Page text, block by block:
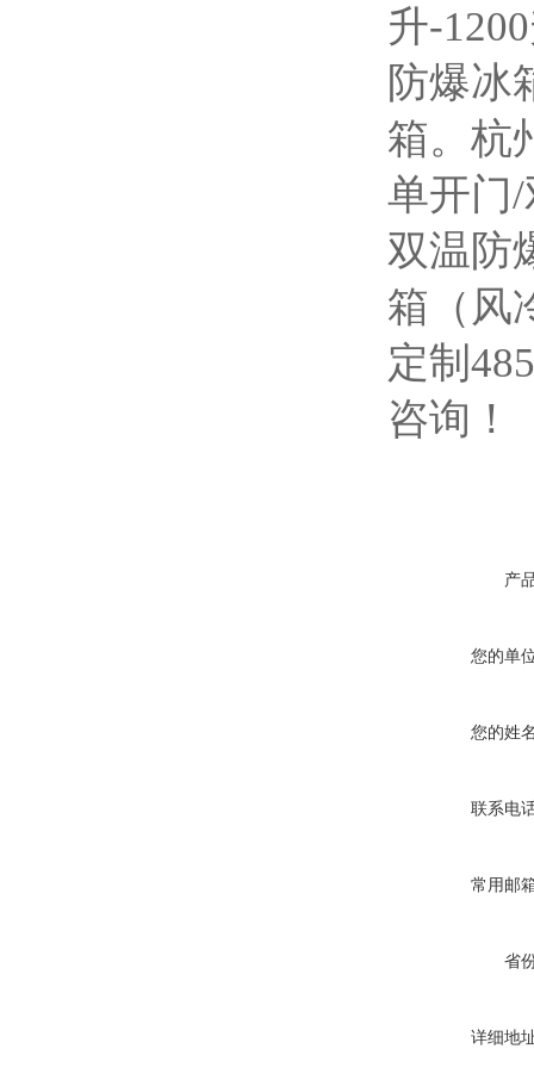
升-
防爆冰
箱。杭
单开门
双温防
箱（风
定制
咨询！
产
您的单
您的姓
联系电
常用邮
省
详细地